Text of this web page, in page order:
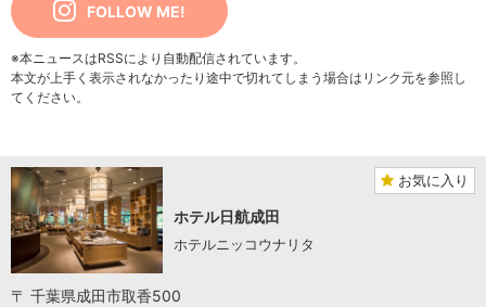
FOLLOW ME!
※本ニュースはRSSにより自動配信されています。
本文が上手く表示されなかったり途中で切れてしまう場合はリンク元を参照し
てください。
お気に入り
ホテル日航成田
ホテルニッコウナリタ
〒 千葉県成田市取香500